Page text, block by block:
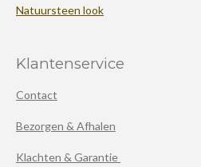
Natuursteen look
Klantenservice
Contact
Bezorgen & Afhalen
Klachten & Garantie